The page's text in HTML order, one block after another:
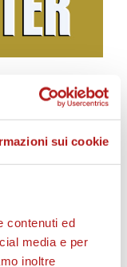
sui cookie
contenuti ed
media e per
inoltre